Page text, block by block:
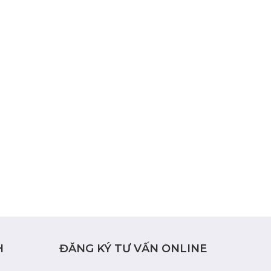
ĐĂNG KÝ TƯ VẤN ONLINE